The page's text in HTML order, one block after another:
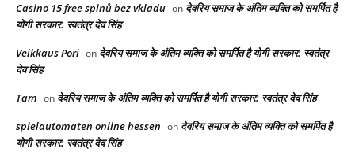
Casino 15 free spinů bez vkladu on देवरिय समाज के अंतिम व्यक्ति को समर्पित है
योगी सरकार: स्वतंत्र देव सिंह
Veikkaus Pori on देवरिय समाज के अंतिम व्यक्ति को समर्पित है योगी सरकार: स्वतंत्र
देव सिंह
Tam on देवरिय समाज के अंतिम व्यक्ति को समर्पित है योगी सरकार: स्वतंत्र देव सिंह
spielautomaten online hessen on देवरिय समाज के अंतिम व्यक्ति को समर्पित है
योगी सरकार: स्वतंत्र देव सिंह